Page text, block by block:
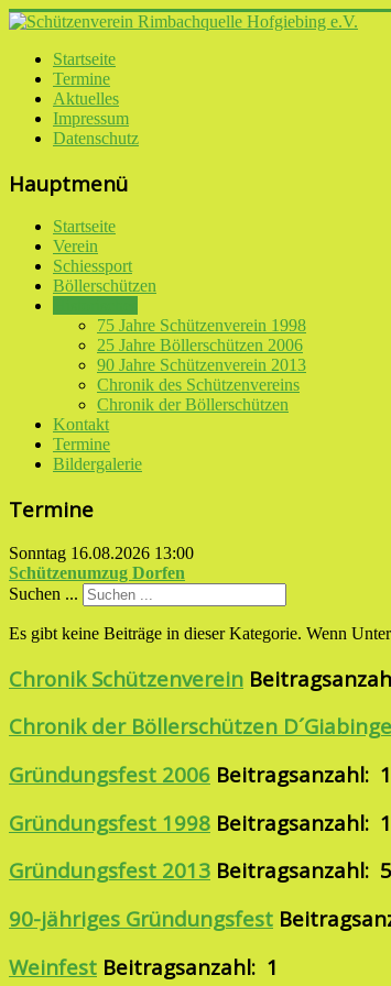
Startseite
Termine
Aktuelles
Impressum
Datenschutz
Hauptmenü
Startseite
Verein
Schiessport
Böllerschützen
75 Jahre Schützenverein 1998
25 Jahre Böllerschützen 2006
90 Jahre Schützenverein 2013
Chronik des Schützenvereins
Chronik der Böllerschützen
Kontakt
Termine
Bildergalerie
Termine
Sonntag 16.08.2026 13:00
Schützenumzug Dorfen
Suchen ...
Es gibt keine Beiträge in dieser Kategorie. Wenn
Chronik Schützenverein
Chronik der Böllerschützen
Gründungsfest 2006 Beitragsanzahl: 1
Gründungsfest 1998 Beitragsanzahl: 1
Gründungsfest 2013 Beitragsanzahl: 5
90-jähriges Gründungsfest
Weinfest Beitragsanzahl: 1